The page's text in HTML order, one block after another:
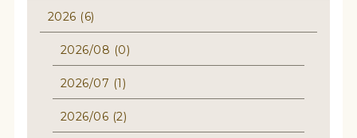
2026 (6)
2026/08 (0)
2026/07 (1)
2026/06 (2)